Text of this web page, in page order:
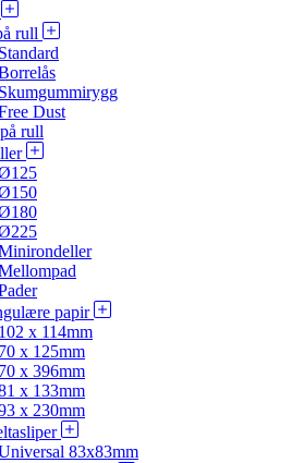
rull
Standard
Skumgummirygg
Dust
rull
papir
102 x 114mm
70 x 125mm
70 x 396mm
x 133mm
x 230mm
83x83mm